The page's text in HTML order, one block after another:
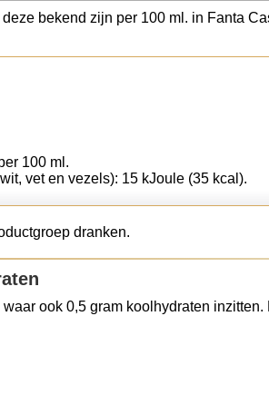
bekend zijn per 100 ml. in Fanta
100 ml.
vet en vezels): 15 kJoule (35 kcal).
dranken.
ook 0,5 gram koolhydraten